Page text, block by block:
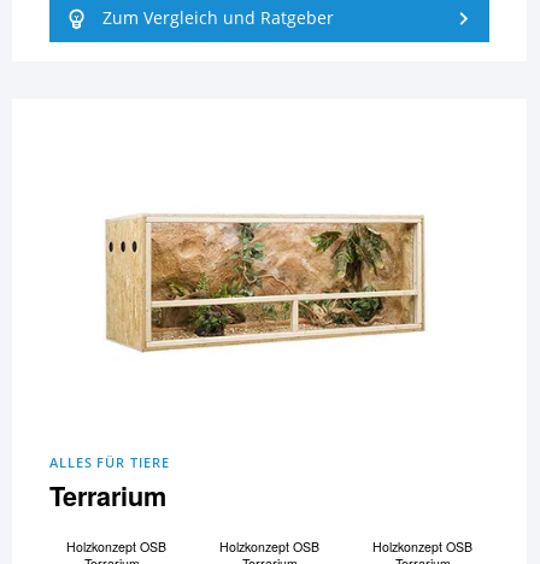
Zum Vergleich und Ratgeber
ALLES FÜR TIERE
Terrarium
Holzkonzept OSB
Holzkonzept OSB
Holzkonzept OSB